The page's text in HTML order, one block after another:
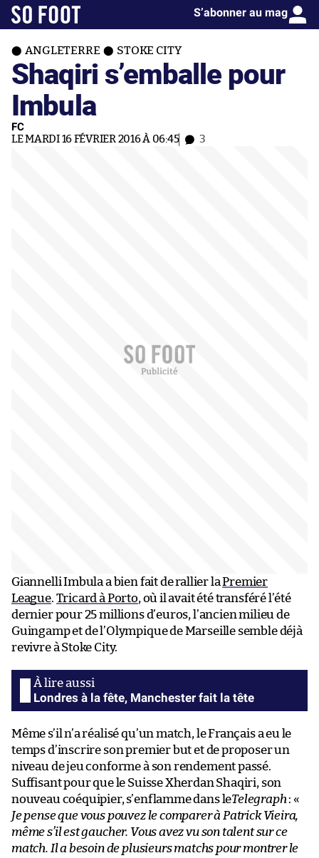
S’abonner au mag
ANGLETERRE STOKE CITY
Shaqiri s’emballe pour
Imbula
FC
LE MARDI 16 FÉVRIER 2016 À 06:45 3
Giannelli Imbula a bien fait de rallier laPremier
League. Tricard à Porto, où il avait été transféré l’été
dernier pour 25 millions d’euros, l’ancien milieu de
Guingamp et de l’Olympique de Marseille semble déjà
revivre à Stoke City.
Londres à la fête, Manchester fait la tête
Même s’il n’a réalisé qu’un match, le Français a eu le
temps d’inscrire son premier but et de proposer un
niveau de jeu conforme à son rendement passé.
Suffisant pour que le Suisse Xherdan Shaqiri, son
nouveau coéquipier, s’enflamme dans leTelegraph : «
Je pense que vous pouvez le comparer à Patrick Vieira,
même s’il est gaucher. Vous avez vu son talent sur ce
match. Il a besoin de plusieurs matchs pour montrer le